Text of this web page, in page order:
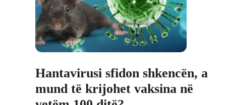
Hantavirusi sfidon shkencën, a
mund të krijohet vaksina në